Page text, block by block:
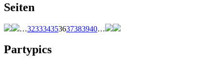
Seiten
…323334353637383940…
Partypics